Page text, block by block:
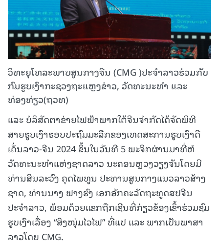
ວິທະຍຸໂທລະພາບສູນກາງຈີນ (CMG )ປະຈຳລາວຮ່ວມກັບ
ກົມຮູບເງົາກະຊວງຖະແຫຼງຂ່າວ, ວັດທະນະທຳ ແລະ
ທ່ອງທ່ຽວ(ຖວທ)
ແລະ ບໍລິສັດຕາຂ່າຍໄຟຟ້າພາກໃຕ້ຈີນຈໍາກັດໄດ້ຈັດພິທີ
ສາຍຮູບເງົາຮອບປະຖົມມະລືກຂອງເທດສະການຮູບເງົາດີ
ເດັ່ນລາວ-ຈີນ 2024 ຂຶ້ນໃນວັນທີ 5 ພະຈິກຜ່ານມາທີ່ຫໍ
ວັດທະນະທຳແຫ່ງຊາດລາວ ນະຄອນຫຼວງວຽງຈັນໂດຍມີ
ທ່ານສິນລະວົງ ຄຸດໄພທູນ ປະທານສູນກາງແນວລາວສ້າງ
ຊາດ, ທ່ານນາງ ຟາງຮົງ ເອກອັກຄະລັດຖະທູດສປຈີນ
ປະຈຳລາວ, ພ້ອມດ້ວຍແຂກຖືກເຊີນທີ່ກ່ຽວຂ້ອງເຂົ້າຮ່ວມຊົມ
ຮູບເງົາເລື່ອງ “ສິງໜຸ່ມໄວໄຟ” ທີ່ແປ ແລະ ພາກເປັນພາສາ
ລາວໂດຍ CMG.